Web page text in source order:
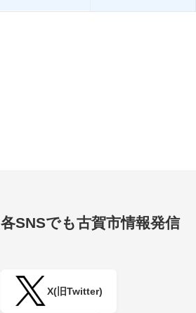
各SNSでも古賀市情報発信
X(旧Twitter)